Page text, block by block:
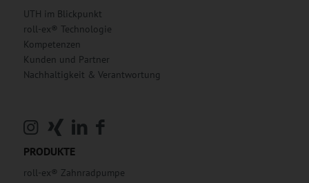
UTH im Blickpunkt
roll-ex® Technologie
Kompetenzen
Kunden und Partner
Nachhaltigkeit & Verantwortung
PRODUKTE
roll-ex® Zahnradpumpe